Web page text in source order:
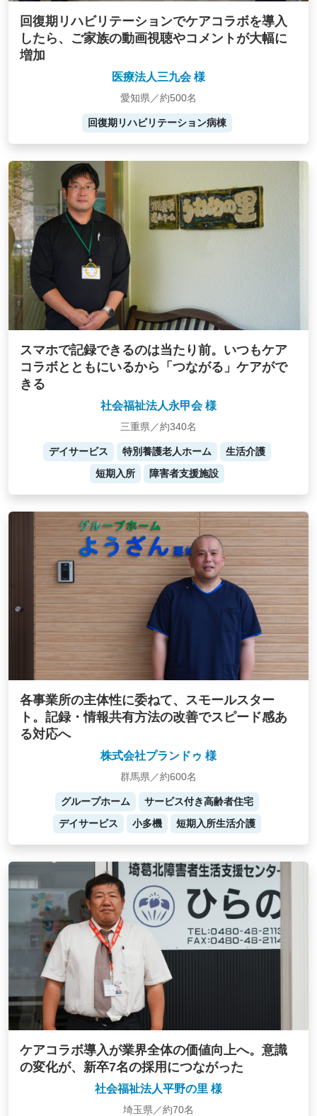
回復期リハビリテーションでケアコラボを導入
したら、ご家族の動画視聴やコメントが大幅に
増加
医療法人三九会 様
愛知県／約500名
回復期リハビリテーション病棟
スマホで記録できるのは当たり前。いつもケア
コラボとともにいるから「つながる」ケアがで
きる
社会福祉法人永甲会 様
三重県／約340名
デイサービス 特別養護老人ホーム
生活介護
短期入所
障害者支援施設
各事業所の主体性に委ねて、スモールスター
ト。記録・情報共有方法の改善でスピード感あ
る対応へ
株式会社プランドゥ 様
群馬県／約600名
グループホーム
サービス付き高齢者住宅
デイサービス
小多機 短期入所生活介護
ケアコラボ導入が業界全体の価値向上へ。意識
の変化が、新卒7名の採用につながった
社会福祉法人平野の里 様
埼玉県／約70名